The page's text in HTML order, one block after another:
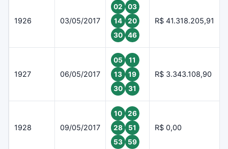
1926 03/05/2017
02
03
14
20
30
46
R$ 41.318.205,91
1927 06/05/2017
05
11
13
19
30
31
R$ 3.343.108,90
1928 09/05/2017
10
26
28
51
53
59
R$ 0,00